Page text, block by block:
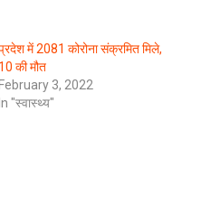
में 2081 कोरोना संक्रमित मिले,
10 की मौत
3, 2022
"स्वास्थ्य"